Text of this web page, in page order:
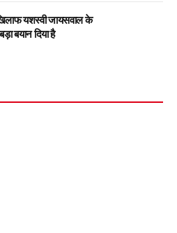
यशस्वी जायसवाल के
बयान दिया है